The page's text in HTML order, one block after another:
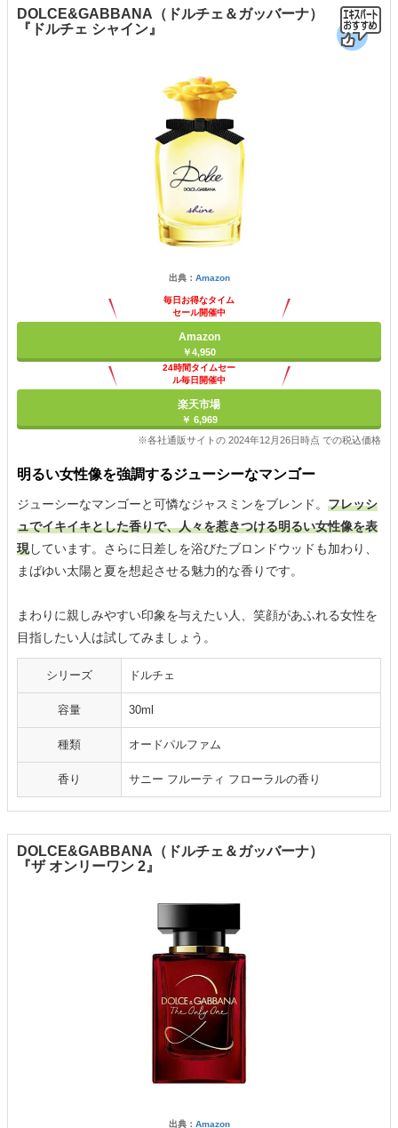
DOLCE&GABBANA（ドルチェ＆ガッバーナ）
『ドルチェ シャイン』
出典： Amazon
毎日お得なタイム
セール開催中
Amazon
￥4,950
24時間タイムセー
ル毎日開催中
楽天市場
￥ 6,969
※各社通販サイトの 2024年12月26日時点 での税込価格
明るい女性像を強調するジューシーなマンゴー
ジューシーなマンゴーと可憐なジャスミンをブレンド。 フレッシ
ュでイキイキとした香りで、人々を惹きつける明るい女性像を表
現しています。さらに日差しを浴びたブロンドウッドも加わり、
まばゆい太陽と夏を想起させる魅力的な香りです。
まわりに親しみやすい印象を与えたい人、笑顔があふれる女性を
目指したい人は試してみましょう。
シリーズ ドルチェ
容量 30ml
種類 オードパルファム
香り サニー フルーティ フローラルの香り
DOLCE&GABBANA（ドルチェ＆ガッバーナ）
『ザ オンリーワン 2』
出典： Amazon